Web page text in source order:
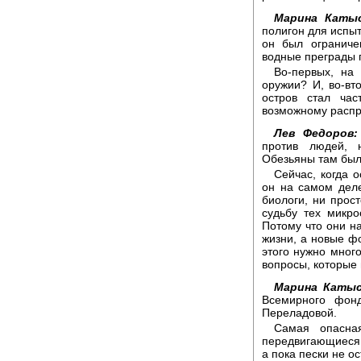
Марина
полигон для
он был
водные преграды
Во-первых, на
оружии? И, во-
остров стал
возможному
Лев Федоров:
против людей,
Обезьяны там
Сейчас, когда
он на самом
биологи, ни
судьбу тех
Потому что они
жизни, а новые
этого нужно
вопросы, которые
Марина
Всемирного
Переладовой.
Самая
а пока пески не